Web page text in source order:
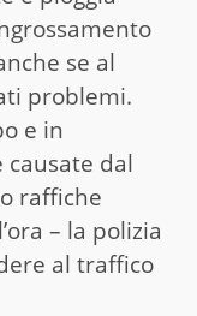
se al
problemi.
e in
dal
raffiche
– la polizia
al traffico